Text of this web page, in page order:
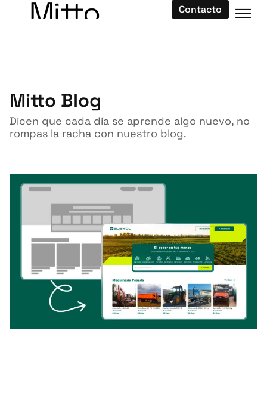
Contacto
Mitto Blog
Dicen que cada día se aprende algo nuevo, no
rompas la racha con nuestro blog.